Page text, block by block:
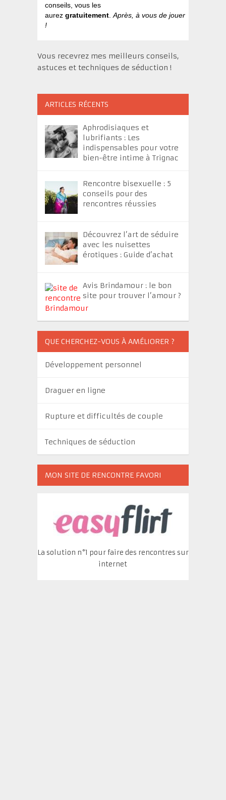
conseils, vous les
aurez gratuitement. Après, à vous de jouer
!
Vous recevrez mes meilleurs conseils,
astuces et techniques de séduction !
ARTICLES RÉCENTS
Aphrodisiaques et
lubrifiants : Les
indispensables pour votre
bien-être intime à Trignac
Rencontre bisexuelle : 5
conseils pour des
rencontres réussies
Découvrez l’art de séduire
avec les nuisettes
érotiques : Guide d’achat
Avis Brindamour : le bon
site pour trouver l’amour ?
QUE CHERCHEZ-VOUS À AMÉLIORER ?
Développement personnel
Draguer en ligne
Rupture et difficultés de couple
Techniques de séduction
MON SITE DE RENCONTRE FAVORI
La solution n°1 pour faire des rencontres sur
internet